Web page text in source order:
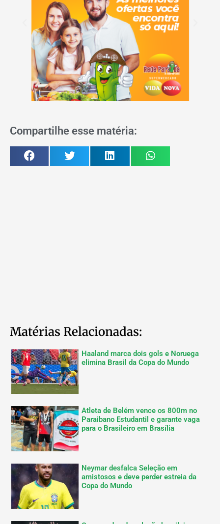
Compartilhe esse matéria:
Matérias Relacionadas:
Haaland marca dois gols e Noruega
elimina Brasil da Copa do Mundo
Atleta de Belém vence os 800m no
Paraibano Estudantil e garante vaga
para o Brasileiro em Brasília
Neymar desfalca Seleção em
amistosos e deve perder estreia da
Copa do Mundo